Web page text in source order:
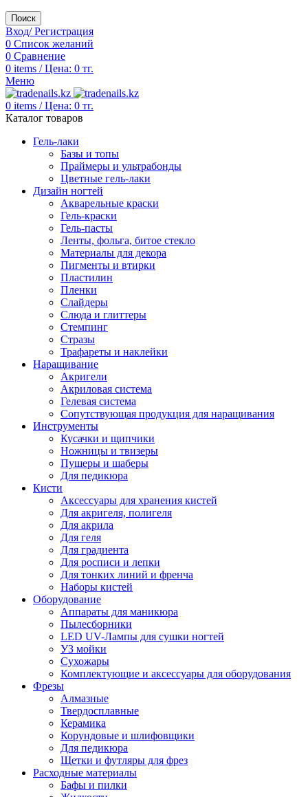
Поиск
Вход/ Регистрация
0 Список желаний
0 Сравнение
0 items / Цена: 0 тг.
Меню
0 items / Цена: 0 тг.
Каталог товаров
Гель-лаки
Базы и топы
Праймеры и ультрабонды
Цветные гель-лаки
Дизайн ногтей
Акварельные краски
Гель-краски
Гель-пасты
Ленты, фольга, битое стекло
Материалы для декора
Пигменты и втирки
Пластилин
Пленки
Слайдеры
Слюда и глиттеры
Стемпинг
Стразы
Трафареты и наклейки
Наращивание
Акригели
Акриловая система
Гелевая система
Сопутствующая продукция для наращивания
Инструменты
Кусачки и щипчики
Ножницы и твизеры
Пушеры и шаберы
Для педикюра
Кисти
Аксессуары для хранения кистей
Для акригеля, полигеля
Для акрила
Для геля
Для градиента
Для росписи и лепки
Для тонких линий и френча
Наборы кистей
Оборудование
Аппараты для маникюра
Пылесборники
LED UV-Лампы для сушки ногтей
УЗ мойки
Сухожары
Комплектующие и аксессуары для оборудования
Фрезы
Алмазные
Твердосплавные
Керамика
Корундовые и шлифовщики
Для педикюра
Щетки и футляры для фрез
Расходные материалы
Бафы и пилки